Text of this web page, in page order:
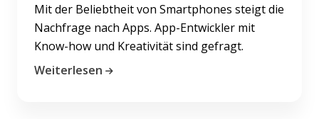
Mit der Beliebtheit von Smartphones steigt die
Nachfrage nach Apps. App-Entwickler mit
Know-how und Kreativität sind gefragt.
Weiterlesen